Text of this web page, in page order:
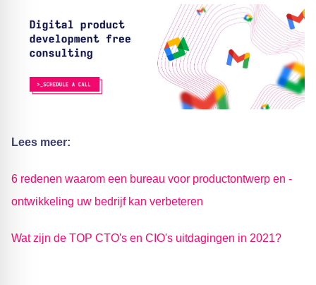
Lees meer:
6 redenen waarom een bureau voor productontwerp en -
ontwikkeling uw bedrijf kan verbeteren
Wat zijn de TOP CTO's en CIO's uitdagingen in 2021?